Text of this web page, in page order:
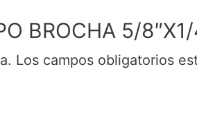
BROCHA 5/8″X1/
Los campos obligatorios